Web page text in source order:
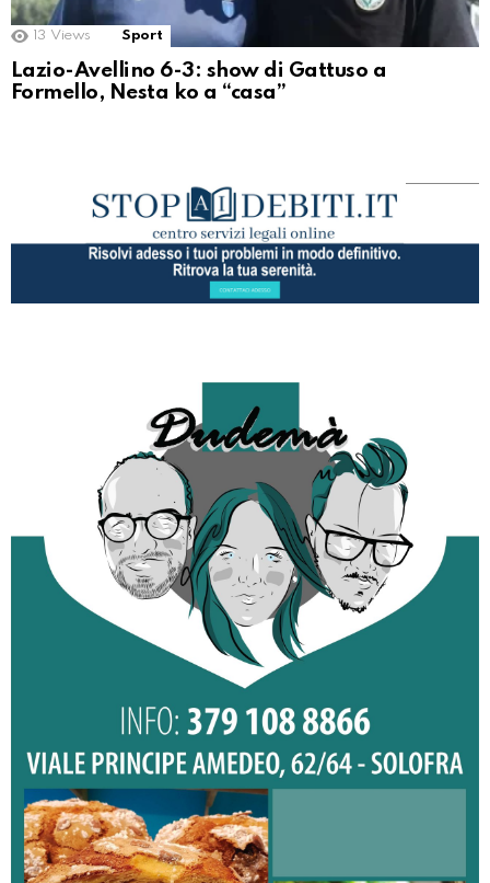
13 Views Sport
Lazio-Avellino 6-3: show di Gattuso a
Formello, Nesta ko a “casa”